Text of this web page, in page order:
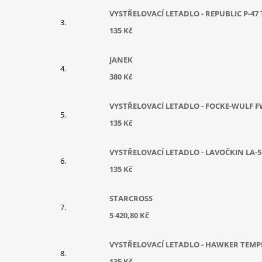
VYSTŘELOVACÍ LETADLO - REPUBLIC P-
135 Kč
JANEK
380 Kč
VYSTŘELOVACÍ LETADLO - FOCKE-WULF
135 Kč
VYSTŘELOVACÍ LETADLO - LAVOČKIN LA-5
135 Kč
STARCROSS
5 420,80 Kč
VYSTŘELOVACÍ LETADLO - HAWKER